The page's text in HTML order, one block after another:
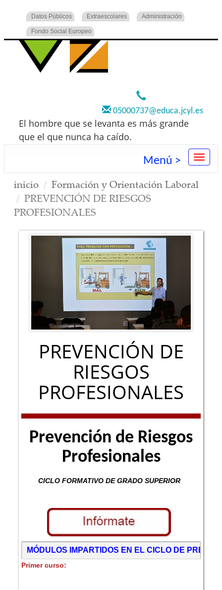
Datos Públicos Extraescolares Administración
Fondo Social Europeo
05000737@educa.jcyl.es
El hombre que se levanta es más grande
que el que nunca ha caído.
Menú >
inicio
Formación y Orientación Laboral
PREVENCIÓN DE RIESGOS
PROFESIONALES
PREVENCIÓN DE
RIESGOS
PROFESIONALES
Prevención de Riesgos
Profesionales
CICLO FORMATIVO DE GRADO SUPERIOR
MÓDULOS IMPARTIDOS EN EL CICLO DE
Primer curso: